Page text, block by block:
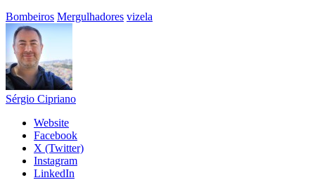
Bombeiros Mergulhadores vizela
Sérgio Cipriano
Website
Facebook
X (Twitter)
Instagram
LinkedIn